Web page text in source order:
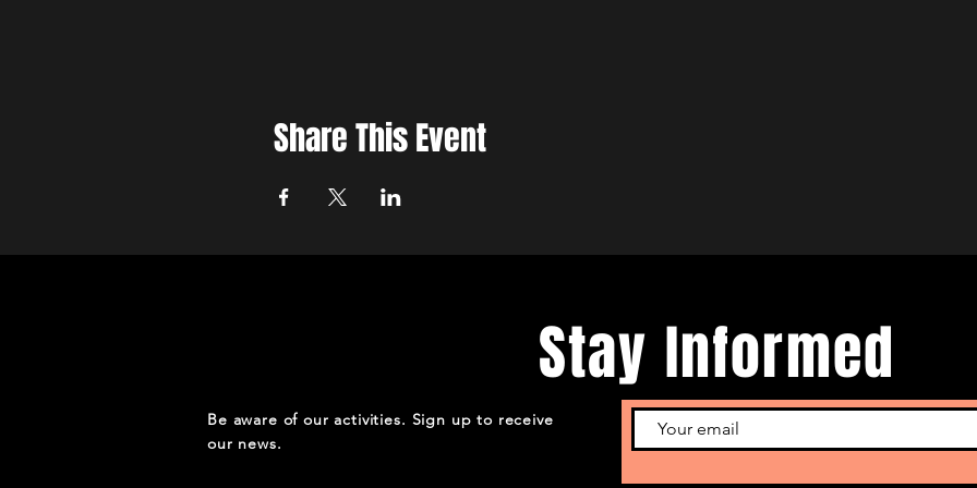
Share This Event
Stay Informed
Be aware of our activities. Sign up to receive
our news.